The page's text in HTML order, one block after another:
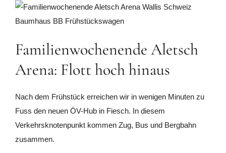
Familienwochenende Aletsch
Arena: Flott hoch hinaus
Nach dem Frühstück erreichen wir in wenigen Minuten zu
Fuss den neuen ÖV-Hub in Fiesch. In diesem
Verkehrsknotenpunkt kommen Zug, Bus und Bergbahn
zusammen.